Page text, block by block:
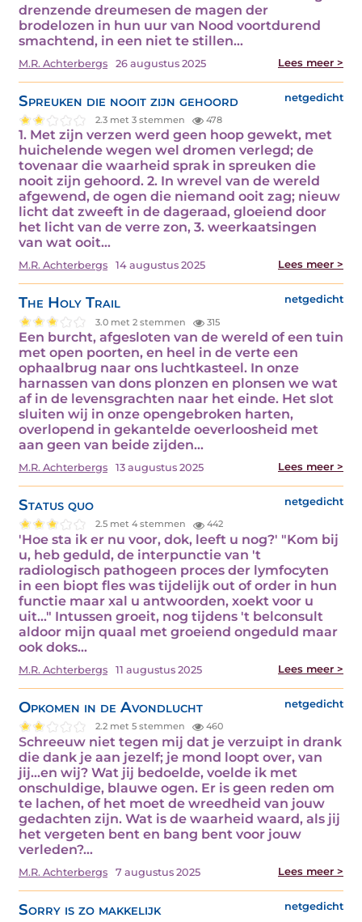
drenzende dreumesen de magen der
brodelozen in hun uur van Nood voortdurend
smachtend, in een niet te stillen…
M.R. Achterbergs 26 augustus 2025 Lees meer >
Spreuken die nooit zijn gehoord netgedicht
2.3 met 3 stemmen 478
1. Met zijn verzen werd geen hoop gewekt, met
huichelende wegen wel dromen verlegd; de
tovenaar die waarheid sprak in spreuken die
nooit zijn gehoord. 2. In wrevel van de wereld
afgewend, de ogen die niemand ooit zag; nieuw
licht dat zweeft in de dageraad, gloeiend door
het licht van de verre zon, 3. weerkaatsingen
van wat ooit…
M.R. Achterbergs 14 augustus 2025 Lees meer >
The Holy Trail netgedicht
3.0 met 2 stemmen 315
Een burcht, afgesloten van de wereld of een tuin
met open poorten, en heel in de verte een
ophaalbrug naar ons luchtkasteel. In onze
harnassen van dons plonzen en plonsen we wat
af in de levensgrachten naar het einde. Het slot
sluiten wij in onze opengebroken harten,
overlopend in gekantelde oeverloosheid met
aan geen van beide zijden…
M.R. Achterbergs 13 augustus 2025 Lees meer >
Status quo netgedicht
2.5 met 4 stemmen 442
'Hoe sta ik er nu voor, dok, leeft u nog?' "Kom bij
u, heb geduld, de interpunctie van 't
radiologisch pathogeen proces der lymfocyten
in een biopt fles was tijdelijk out of order in hun
functie maar xal u antwoorden, xoekt voor u
uit..." Intussen groeit, nog tijdens 't belconsult
aldoor mijn quaal met groeiend ongeduld maar
ook doks…
M.R. Achterbergs 11 augustus 2025 Lees meer >
Opkomen in de Avondlucht netgedicht
2.2 met 5 stemmen 460
Schreeuw niet tegen mij dat je verzuipt in drank
die dank je aan jezelf; je mond loopt over, van
jij...en wij? Wat jij bedoelde, voelde ik met
onschuldige, blauwe ogen. Er is geen reden om
te lachen, of het moet de wreedheid van jouw
gedachten zijn. Wat is de waarheid waard, als jij
het vergeten bent en bang bent voor jouw
verleden?…
M.R. Achterbergs 7 augustus 2025 Lees meer >
Sorry is zo makkelijk netgedicht